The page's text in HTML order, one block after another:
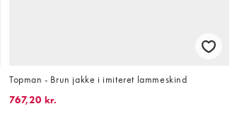
Topman - Brun jakke i imiteret lammeskind
767,20 kr.